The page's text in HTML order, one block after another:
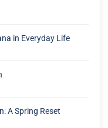
in Everyday Life
A Spring Reset